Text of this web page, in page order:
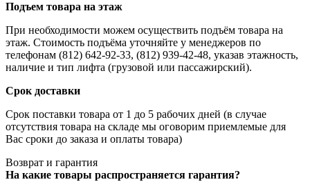
Подъем товара на этаж
При необходимости можем осуществить подъём товара на
этаж. Стоимость подъёма уточняйте у менеджеров по
телефонам (812) 642-92-33, (812) 939-42-48, указав этажность,
наличие и тип лифта (грузовой или пассажирский).
Срок доставки
Срок поставки товара от 1 до 5 рабочих дней (в случае
отсутствия товара на складе мы оговорим приемлемые для
Вас сроки до заказа и оплаты товара)
Возврат и гарантия
На какие товары распространяется гарантия?